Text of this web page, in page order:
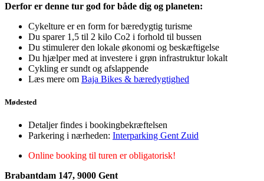
Derfor er denne tur god for både dig og planeten:
Cykelture er en form for bæredygtig turisme
Du sparer 1,5 til 2 kilo Co2 i forhold til bussen
Du stimulerer den lokale økonomi og beskæftigelse
Du hjælper med at investere i grøn infrastruktur lokalt
Cykling er sundt og afslappende
Læs mere om Baja Bikes & bæredygtighed
Mødested
Detaljer findes i bookingbekræftelsen
Parkering i nærheden: Interparking Gent Zuid
Online booking til turen er obligatorisk!
Brabantdam 147, 9000 Gent